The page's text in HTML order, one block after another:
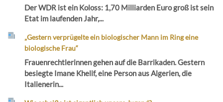
Der WDR ist ein Koloss: 1,70 Milliarden Euro groß ist sein
Etat im laufenden Jahr,...
„Gestern verprügelte ein biologischer Mann im Ring eine
biologische Frau“
Frauenrechtlerinnen gehen auf die Barrikaden. Gestern
besiegte Imane Khelif, eine Person aus Algerien, die
Italienerin...